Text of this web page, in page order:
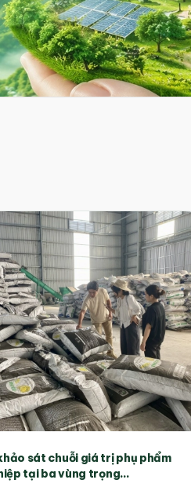
sát chuỗi giá trị phụ phẩm
tại ba vùng trọng...